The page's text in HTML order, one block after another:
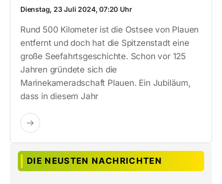
Dienstag, 23 Juli 2024, 07:20 Uhr
Rund 500 Kilometer ist die Ostsee von Plauen
entfernt und doch hat die Spitzenstadt eine
große Seefahrtsgeschichte. Schon vor 125
Jahren gründete sich die
Marinekameradschaft Plauen. Ein Jubiläum,
dass in diesem Jahr
DIE NEUSTEN NACHRICHTEN